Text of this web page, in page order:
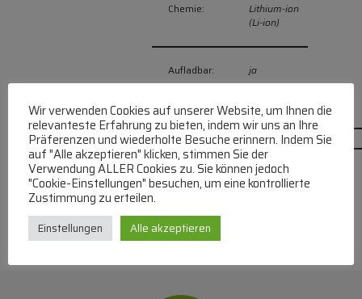
Chemie:
Lithium-ion
(Li-ion)
Aufladbar: ja
Wir verwenden Cookies auf unserer Website, um Ihnen die
relevanteste Erfahrung zu bieten, indem wir uns an Ihre
Präferenzen und wiederholte Besuche erinnern. Indem Sie
auf "Alle akzeptieren" klicken, stimmen Sie der
Verwendung ALLER Cookies zu. Sie können jedoch
"Cookie-Einstellungen" besuchen, um eine kontrollierte
Zustimmung zu erteilen.
Einstellungen Alle akzeptieren